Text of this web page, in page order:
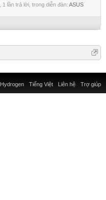
, 1 lần trả lời, trong diễn đàn: ASUS
Liên hệ Trợ giúp
Hydrogen Tiếng Việt